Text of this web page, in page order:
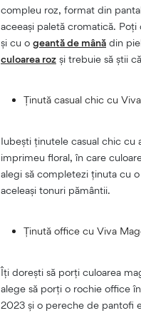
compleu roz, format din
aceeași paletă cromatică.
și cu o geantă de mână din
culoarea roz și trebuie să știi
Ținută casual chic cu
Iubești ținutele casual chic cu
imprimeu floral, în care
alegi să completezi ținuta cu
aceleași tonuri pământii.
Ținută office cu Viva
Îți dorești să porți culoarea
alege să porți o rochie office
2023 și o pereche de pantofi